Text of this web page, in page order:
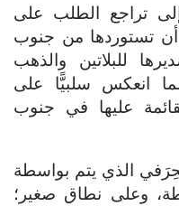
إلى تراجع الطلب على
أن تستوردها من جنوب
للبلاتين والذهب
مما انعكس سلبيًّا على
عليها في جنوب
الذي يتم بواسطة
وعلى نطاق صغير؛